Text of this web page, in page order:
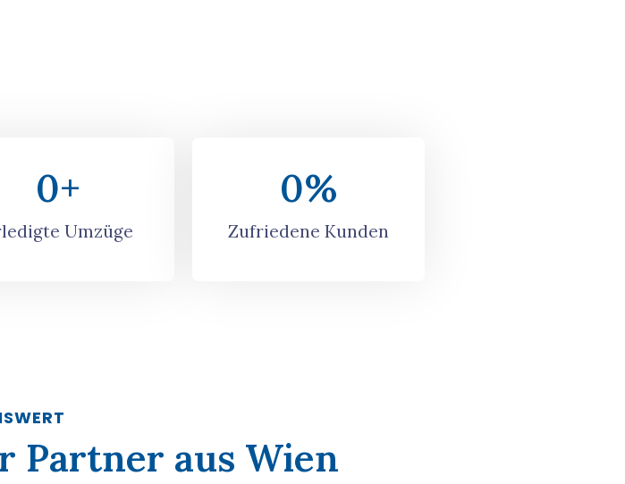
Umzüge
0+
Zufriedene Kunden
0%
Partner aus Wien